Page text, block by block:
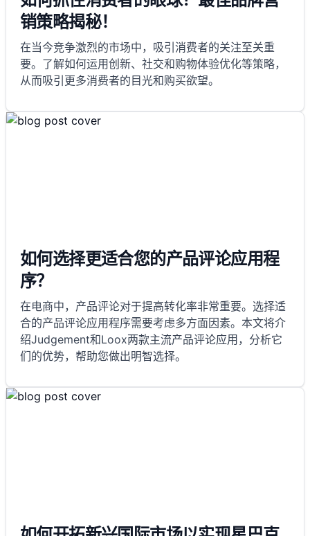
销策略揭秘！
在当今竞争激烈的市场中，吸引消费者的关注至关重
要。了解如何运用创新、社交和购物体验优化等策略，
从而吸引更多消费者的目光和购买欲望。
如何选择更适合您的产品评论应用程
序？
在电商中，产品评论对于提高转化率非常重要。选择适
合的产品评论应用程序需要考虑多方面因素。本文将介
绍Judgement和Loox两款主流产品评论应用，分析它
们的优势，帮助您做出明智选择。